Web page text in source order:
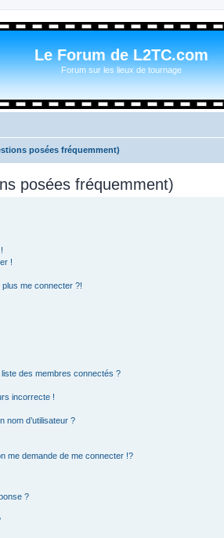
Le Forum de L2TC.com
Forum sur les lieux de tournage
posées fréquemment)
posées fréquemment)
!
me connecter ?!
des membres connectés ?
incorrecte !
nom d’utilisateur ?
me demande de me connecter !?
?